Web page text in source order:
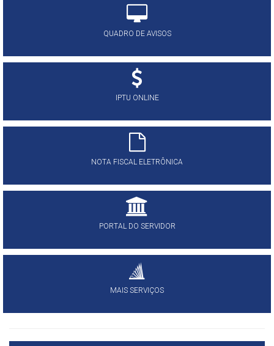
QUADRO DE AVISOS
IPTU ONLINE
NOTA FISCAL ELETRÔNICA
PORTAL DO SERVIDOR
MAIS SERVIÇOS